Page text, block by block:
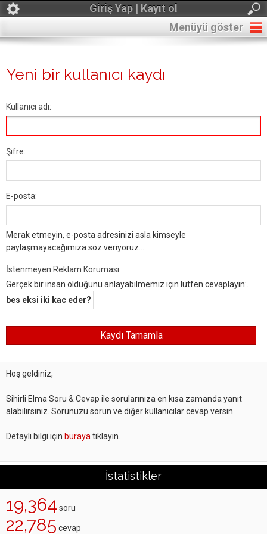
Giriş Yap | Kayıt ol
Menüyü göster
Yeni bir kullanıcı kaydı
Kullanıcı adı:
Şifre:
E-posta:
Merak etmeyin, e-posta adresinizi asla kimseyle
paylaşmayacağımıza söz veriyoruz...
İstenmeyen Reklam Koruması:
Gerçek bir insan olduğunu anlayabilmemiz için lütfen cevaplayın:.
bes eksi iki kac eder?
Hoş geldiniz,
Sihirli Elma Soru & Cevap ile sorularınıza en kısa zamanda yanıt
alabilirsiniz. Sorunuzu sorun ve diğer kullanıcılar cevap versin.
Detaylı bilgi için buraya tıklayın.
İstatistikler
19,364 soru
22,785 cevap